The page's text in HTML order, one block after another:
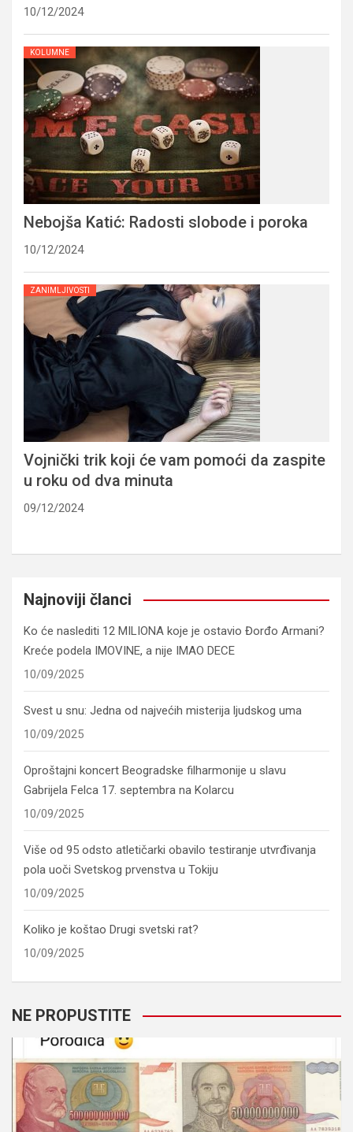
10/12/2024
KOLUMNE
Nebojša Katić: Radosti slobode i poroka
10/12/2024
ZANIMLJIVOSTI
Vojnički trik koji će vam pomoći da zaspite
u roku od dva minuta
09/12/2024
Najnoviji članci
Ko će naslediti 12 MILIONA koje je ostavio Đorđo Armani?
Kreće podela IMOVINE, a nije IMAO DECE
10/09/2025
Svest u snu: Jedna od najvećih misterija ljudskog uma
10/09/2025
Oproštajni koncert Beogradske filharmonije u slavu
Gabrijela Felca 17. septembra na Kolarcu
10/09/2025
Više od 95 odsto atletičarki obavilo testiranje utvrđivanja
pola uoči Svetskog prvenstva u Tokiju
10/09/2025
Koliko je koštao Drugi svetski rat?
10/09/2025
NE PROPUSTITE